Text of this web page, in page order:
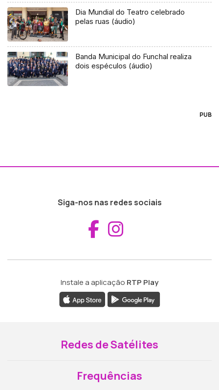
Dia Mundial do Teatro celebrado
pelas ruas (áudio)
Banda Municipal do Funchal realiza
dois espéculos (áudio)
PUB
Siga-nos nas redes sociais
Aceder ao
Instale a aplicação RTP Play
Redes de Satélites
Frequências